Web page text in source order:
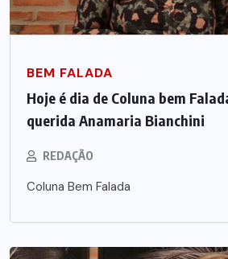
BEM FALADA
Hoje é dia de Coluna bem
querida Anamaria Bianchini
REDAÇÃO
Coluna Bem Falada